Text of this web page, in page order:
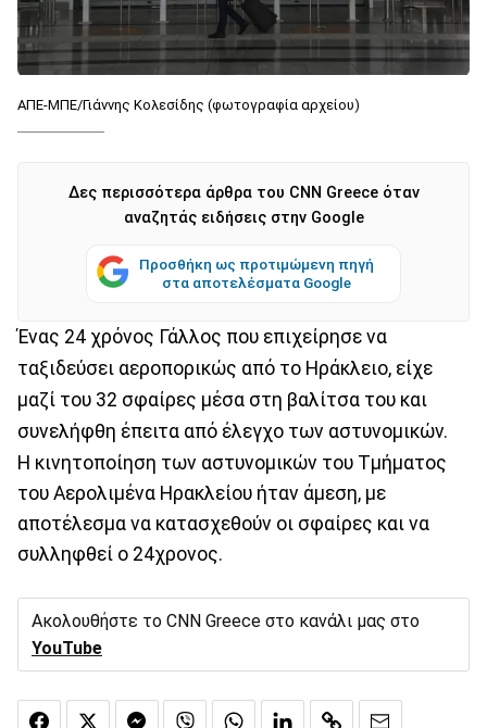
ΑΠΕ-ΜΠΕ/Γιάννης Κολεσίδης (φωτογραφία αρχείου)
Δες περισσότερα άρθρα του CNN Greece όταν
αναζητάς ειδήσεις στην Google
Προσθήκη ως προτιμώμενη πηγή
στα αποτελέσματα Google
Ένας 24 χρόνος Γάλλος που επιχείρησε να
ταξιδεύσει αεροπορικώς από το Ηράκλειο, είχε
μαζί του 32 σφαίρες μέσα στη βαλίτσα του και
συνελήφθη έπειτα από έλεγχο των αστυνομικών.
Η κινητοποίηση των αστυνομικών του Τμήματος
του Αερολιμένα Ηρακλείου ήταν άμεση, με
αποτέλεσμα να κατασχεθούν οι σφαίρες και να
συλληφθεί ο 24χρονος.
Ακολουθήστε το CNN Greece στο κανάλι μας στο
YouTube